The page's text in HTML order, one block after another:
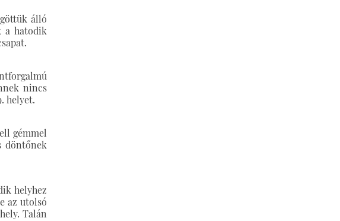
álló
a hatodik
nincs
helyet.
gémmel
döntőnek
helyhez
az utolsó
Talán